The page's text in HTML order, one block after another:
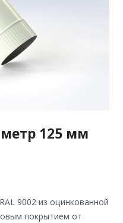
125 мм
покрытием от